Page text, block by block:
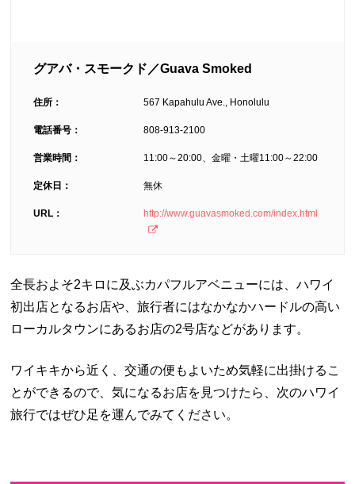
グアバ・スモークド／Guava Smoked
住所： 567 Kapahulu Ave., Honolulu
電話番号： 808-913-2100
営業時間： 11:00～20:00、金曜・土曜11:00～22:00
定休日： 無休
URL： http://www.guavasmoked.com/index.html
全長およそ2キロに及ぶカパフルアベニューには、ハワイ
初出店となるお店や、旅行者にはなかなかハードルの高い
ローカルタウンにあるお店の2号店などがあります。
ワイキキから近く、交通の便もよいため気軽に出掛けるこ
とができるので、気になるお店を見つけたら、次のハワイ
旅行ではぜひ足を運んでみてください。